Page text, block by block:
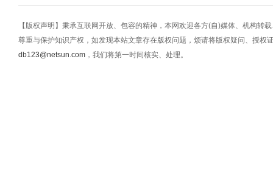
【版权声明】秉承互联网开放、包容的精神，本网欢迎各方(自)媒体、机构转
尊重与保护知识产权，如发现本站文章存在版权问题，烦请将版权疑问、授权
db123@netsun.com ，我们将第一时间核实、处理。